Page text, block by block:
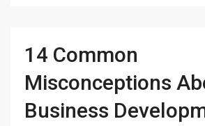
14 Common
Misconceptions
Business